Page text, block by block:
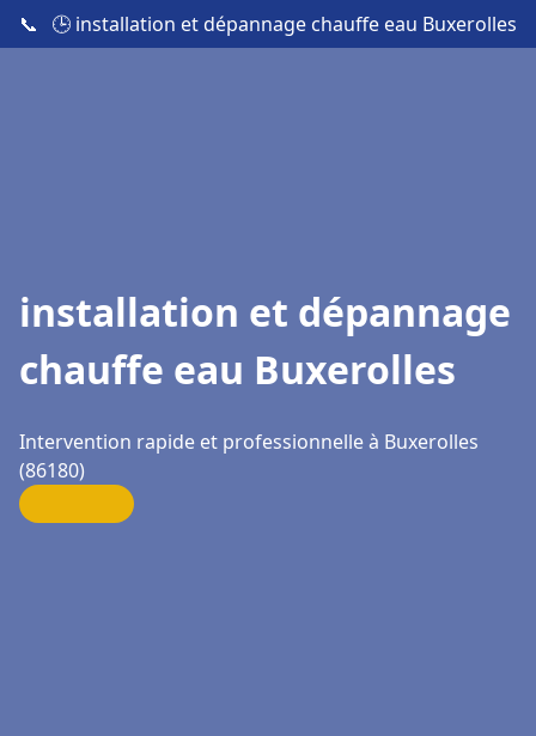
📞 🕒 installation et dépannage chauffe eau Buxerolles
installation et dépannage
chauffe eau Buxerolles
Intervention rapide et professionnelle à Buxerolles
(86180)